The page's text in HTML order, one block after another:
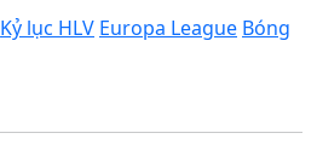
Kỷ lục HLV Europa League Bóng